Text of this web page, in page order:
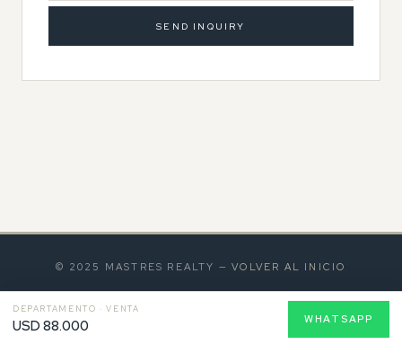
SEND INQUIRY
DEPARTAMENTO · VENTA
USD 88.000 WHATSAPP
© 2025 MASTRES REALTY —VOLVER AL INICIO